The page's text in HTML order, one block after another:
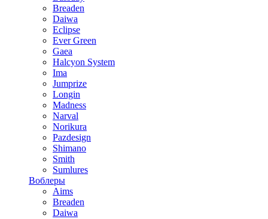
Breaden
Daiwa
Eclipse
Ever Green
Gaea
Halcyon System
Ima
Jumprize
Longin
Madness
Narval
Norikura
Pazdesign
Shimano
Smith
Sumlures
Воблеры
Aims
Breaden
Daiwa